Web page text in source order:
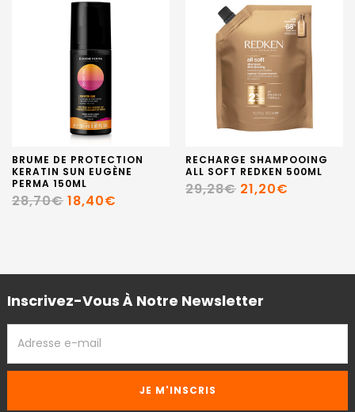
BRUME DE PROTECTION
KERATIN SUN EUGÈNE
PERMA 150ML
28,70€ 18,40€
RECHARGE SHAMPOOING
ALL SOFT REDKEN 500ML
29,28€ 21,20€
Inscrivez-Vous À Notre Newsletter
EMAIL